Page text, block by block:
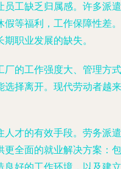
员工缺乏归属感。许多派遣
假等福利，工作保障性差。
职业发展的缺失。
厂的工作强度大、管理方式
选择离开。现代劳动者越来
人才的有效手段。劳务派遣
更全面的就业解决方案：包